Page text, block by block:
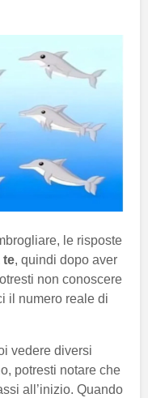
le risposte
te, quindi dopo aver
non conoscere
il numero reale di
vedere diversi
potresti notare che
all’inizio. Quando